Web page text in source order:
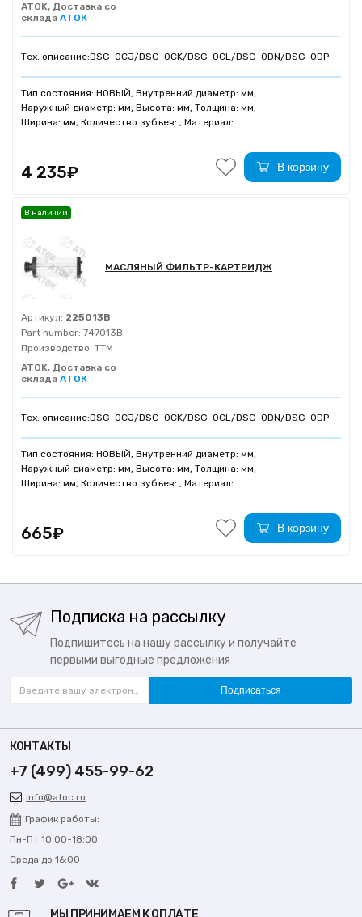
ATOK, Доставка со
склада АТОК
Тех. описание:DSG-0CJ/DSG-0CK/DSG-0CL/DSG-0DN/DSG-0DP
Тип состояния: НОВЫЙ, Внутренний диаметр: мм,
Наружный диаметр: мм, Высота: мм, Толщина: мм,
Ширина: мм, Количество зубъев: , Материал:
4 235₽ В корзину
МАСЛЯНЫЙ ФИЛЬТР-КАРТРИДЖ
Артикул: 225013B
Part number: 747013B
Производство: TTM
ATOK, Доставка со
склада АТОК
Тех. описание:DSG-0CJ/DSG-0CK/DSG-0CL/DSG-0DN/DSG-0DP
Тип состояния: НОВЫЙ, Внутренний диаметр: мм,
Наружный диаметр: мм, Высота: мм, Толщина: мм,
Ширина: мм, Количество зубъев: , Материал:
В наличии
665₽ В корзину
Подписка на рассылку
Подпишитесь на нашу рассылку и получайте
первыми выгодные предложения
Подписаться
КОНТАКТЫ
+7 (499) 455-99-62
info@atoc.ru
График работы:
Пн-Пт 10:00-18:00
Среда до 16:00
МЫ ПРИНИМАЕМ К ОПЛАТЕ